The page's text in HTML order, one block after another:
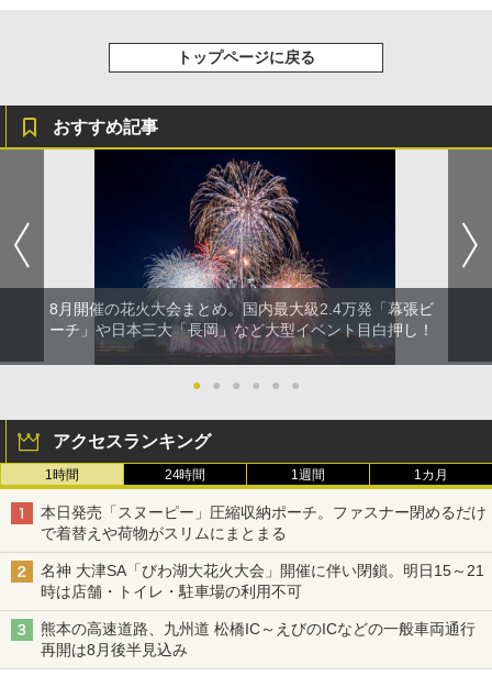
トップページに戻る
おすすめ記事
8月開催の花火大会まとめ。国内最大級2.4万発「幕張ビ
ーチ」や日本三大「長岡」など大型イベント目白押し！
● ● ● ● ● ●
アクセスランキング
1時間 24時間 1週間 1カ月
本日発売「スヌーピー」圧縮収納ポーチ。ファスナー閉めるだけ
で着替えや荷物がスリムにまとまる
名神 大津SA「びわ湖大花火大会」開催に伴い閉鎖。明日15～21
時は店舗・トイレ・駐車場の利用不可
熊本の高速道路、九州道 松橋IC～えびのICなどの一般車両通行
再開は8月後半見込み